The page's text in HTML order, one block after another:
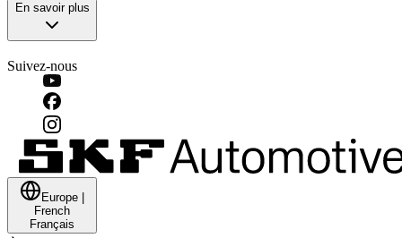
En savoir plus
Suivez-nous
Europe
French
Français